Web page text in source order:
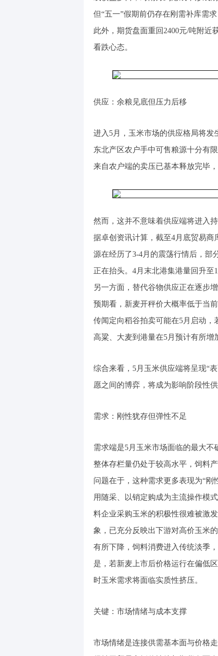
但“五一”假期前仍存在刚需补库需
此外，期货盘面重回2400元/吨附近
看跌心态。
供应：余粮见底但压力后移
进入5月，玉米市场的供应格局将
东北产区农户手中可售粮源十分有
来自农户端的卖压已基本释放完毕
然而，这并不意味着供应端将进入
据卓创资讯计算，截至4月底贸易商
源在经历了3-4月的震荡行情后，部
正在抬头。4月末北港集港量回升
另一方面，替代谷物供应正在逐步
预期看，新麦开秤价大概率低于当
传闻定向稻谷拍卖可能在5月启动
高粱、大麦到港量在5月预计有所
综合来看，5月玉米供应端将呈现“
愿之间的博弈，将成为影响阶段性
需求：刚性犹存但弹性不足
需求端是5月玉米市场面临的最大
整体存栏量仍处于较高水平，饲料
问题在于，这种需求更多表现为“刚
用随采、以销定购成为主流操作模
料企业采购玉米的积极性很难被激
象，已充分反映出下游对高价玉米
有所下降，饲料消费进入传统淡季
是，若新麦上市后价格运行在偏低
时玉米需求将面临实质性挤压。
关键：市场情绪与成本支撑
市场情绪是连接供需基本面与价格